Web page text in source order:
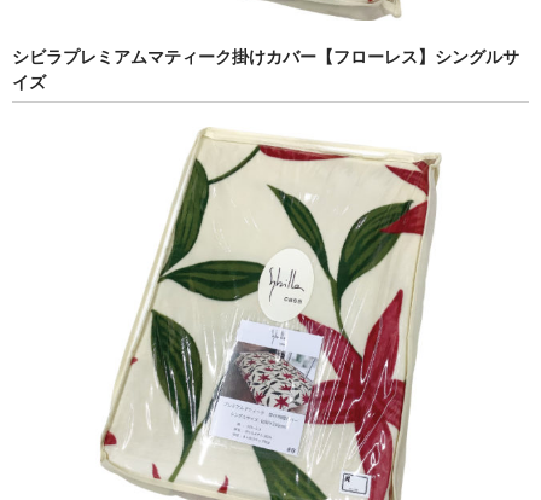
シビラプレミアムマティーク掛けカバー【フローレス】シングルサ
イズ